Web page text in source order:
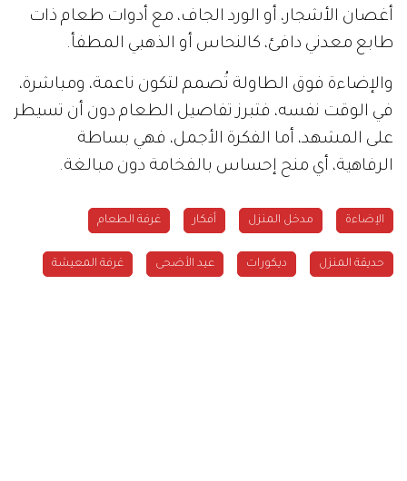
أغصان الأشجار، أو الورد الجاف، مع أدوات طعام ذات
طابع معدني دافئ، كالنحاس أو الذهبي المطفأ.
والإضاءة فوق الطاولة تُصمم لتكون ناعمة، ومباشرة،
في الوقت نفسه، فتبرز تفاصيل الطعام دون أن تسيطر
على المشهد، أما الفكرة الأجمل، فهي بساطة
الرفاهية، أي منح إحساس بالفخامة دون مبالغة.
الإضاءة مدخل المنزل أفكار غرفة الطعام
حديقة المنزل ديكورات عيد الأضحى غرفة المعيشة